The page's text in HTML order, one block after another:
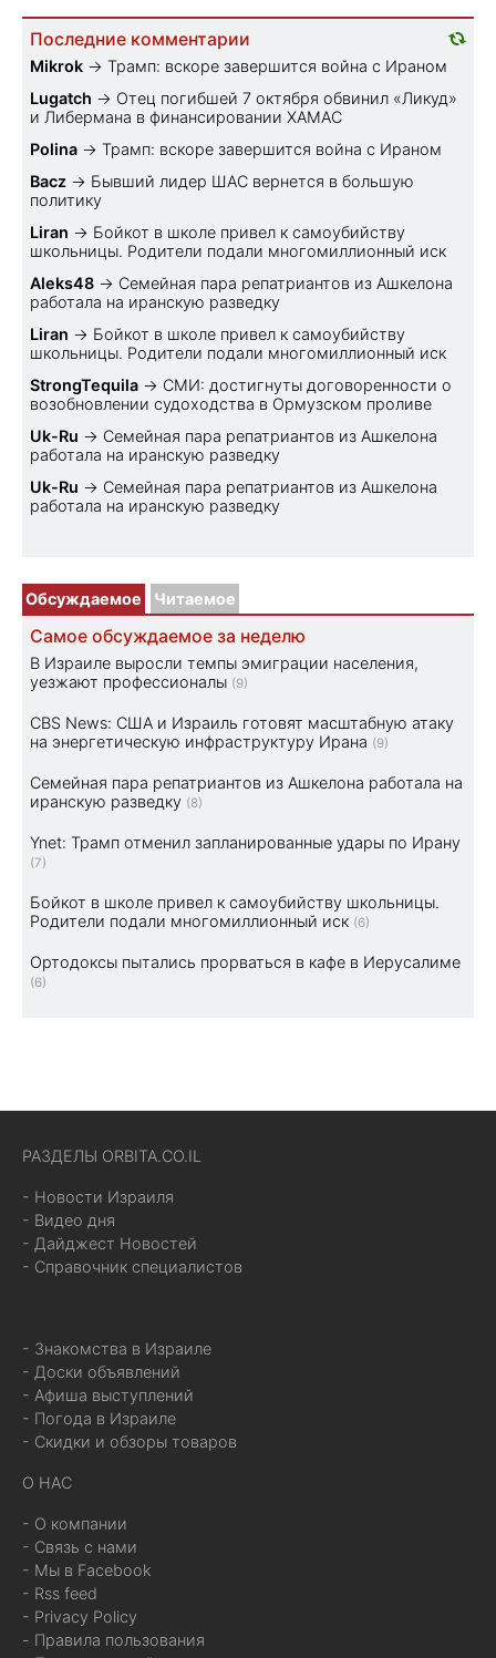
Последние комментарии
Mikrok → Трамп: вскоре завершится война с Ираном
Lugatch → Отец погибшей 7 октября обвинил «Ликуд»
и Либермана в финансировании ХАМАС
Polina → Трамп: вскоре завершится война с Ираном
Bacz → Бывший лидер ШАС вернется в большую
политику
Liran → Бойкот в школе привел к самоубийству
школьницы. Родители подали многомиллионный иск
Aleks48 → Семейная пара репатриантов из Ашкелона
работала на иранскую разведку
Liran → Бойкот в школе привел к самоубийству
школьницы. Родители подали многомиллионный иск
StrongTequila → СМИ: достигнуты договоренности о
возобновлении судоходства в Ормузском проливе
Uk-Ru → Семейная пара репатриантов из Ашкелона
работала на иранскую разведку
Uk-Ru → Семейная пара репатриантов из Ашкелона
работала на иранскую разведку
Обсуждаемое Читаемое
Самое обсуждаемое за неделю
В Израиле выросли темпы эмиграции населения,
уезжают профессионалы (9)
CBS News: США и Израиль готовят масштабную атаку
на энергетическую инфраструктуру Ирана (9)
Семейная пара репатриантов из Ашкелона работала на
иранскую разведку (8)
Ynet: Трамп отменил запланированные удары по Ирану
(7)
Бойкот в школе привел к самоубийству школьницы.
Родители подали многомиллионный иск (6)
Ортодоксы пытались прорваться в кафе в Иерусалиме
(6)
РАЗДЕЛЫ ORBITA.CO.IL
- Новости Израиля
- Видео дня
- Дайджест Новостей
- Справочник специалистов
- Знакомства в Израиле
- Доски объявлений
- Афиша выступлений
- Погода в Израиле
- Скидки и обзоры товаров
О НАС
- О компании
- Связь с нами
- Мы в Facebook
- Rss feed
- Privacy Policy
- Правила пользования